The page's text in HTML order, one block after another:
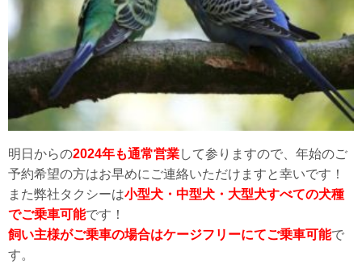
明日からの2024年も通常営業して参りますので、年始のご
予約希望の方はお早めにご連絡いただけますと幸いです！
また弊社タクシーは小型犬・中型犬・大型犬すべての犬種
でご乗車可能です！
飼い主様がご乗車の場合はケージフリーにてご乗車可能で
す。